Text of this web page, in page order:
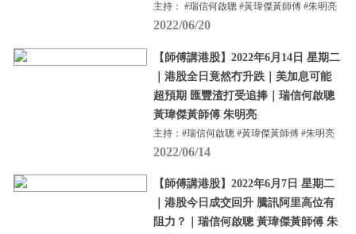
主持： #瑞信何啟聰 #黃瑋傑黃師傅 #朱明亮
2022/06/20
【師傅講港股】2022年6月14日 星期二
｜港股全日竟然冇升跌｜美加息可能
超預期 匯豐渣打受追捧｜瑞信何啟聰
黃瑋傑黃師傅 朱明亮
主持：#瑞信何啟聰 #黃瑋傑黃師傅 #朱明亮
2022/06/14
【師傅講港股】2022年6月7日 星期二
｜港股今日成交回升 騰訊阿里高位有
阻力？｜瑞信何啟聰 黃瑋傑黃師傅 朱